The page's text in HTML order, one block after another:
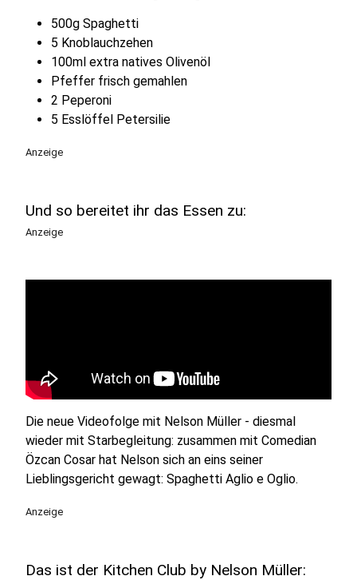
500g Spaghetti
5 Knoblauchzehen
100ml extra natives Olivenöl
Pfeffer frisch gemahlen
2 Peperoni
5 Esslöffel Petersilie
Anzeige
Und so bereitet ihr das Essen zu:
Anzeige
Die neue Videofolge mit Nelson Müller - diesmal
wieder mit Starbegleitung: zusammen mit Comedian
Özcan Cosar hat Nelson sich an eins seiner
Lieblingsgericht gewagt: Spaghetti Aglio e Oglio.
Anzeige
Das ist der Kitchen Club by Nelson Müller: